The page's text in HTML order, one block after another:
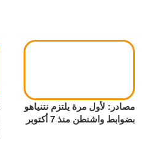
مصادر: لأول مرة يلتزم نتنياهو
بضوابط واشنطن منذ 7 أكتوبر